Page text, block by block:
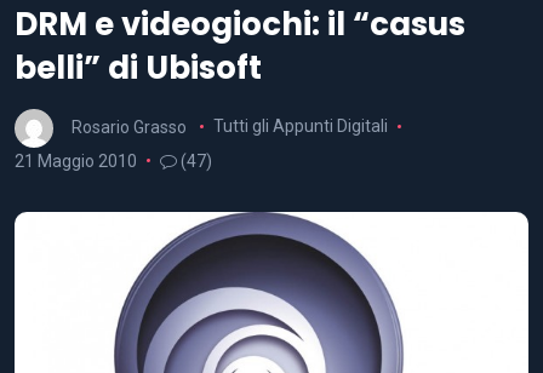
DRM e videogiochi: il “casus
belli” di Ubisoft
Rosario Grasso
Tutti gli Appunti Digitali
21 Maggio 2010
(47)